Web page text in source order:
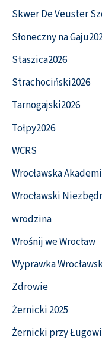
Skwer De Veuster
Słoneczny na
Staszica2026
Strachociński2026
Tarnogajski2026
Tołpy2026
WCRS
Wrocławska
Wrocławski
wrodzina
Wrośnij we Wrocław
Wyprawka
Zdrowie
Żernicki 2025
Żernicki przy